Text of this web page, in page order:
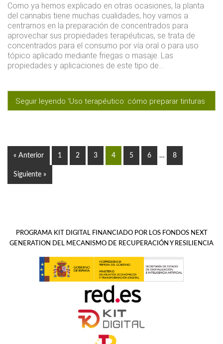
Como ya hemos explicado en otras ocasiones, la planta
del cannabis tiene muchas cualidades, hoy vamos a
centrarnos en la preparación de concentrados para
aprovechar sus propiedades terapéuticas, se trata de
concentrados para el consumo por vía oral o para uso
tópico aplicado mediante friegas o masaje. Las
propiedades y aplicaciones de este tipo de…
Seguir leyendo ‘Uso terapéutico: cómo preparar tinturas
« Anterior Page
1 Page
2 Page
3 Page
4 Page
5 Page
6 … Page
8
Siguiente »
PROGRAMA KIT DIGITAL FINANCIADO POR LOS FONDOS NEXT
GENERATION DEL MECANISMO DE RECUPERACIÓN Y RESILIENCIA